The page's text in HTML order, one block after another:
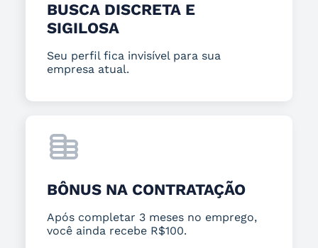
BUSCA DISCRETA E
SIGILOSA
Seu perfil fica invisível para sua
empresa atual.
BÔNUS NA CONTRATAÇÃO
Após completar 3 meses no emprego,
você ainda recebe R$100.